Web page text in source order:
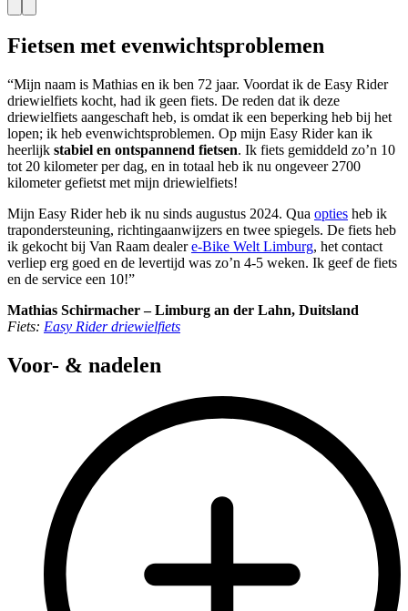
Fietsen met evenwichtsproblemen
“Mijn naam is Mathias en ik ben 72 jaar. Voordat ik de Easy Rider
driewielfiets kocht, had ik geen fiets. De reden dat ik deze
driewielfiets aangeschaft heb, is omdat ik een beperking heb bij het
lopen; ik heb evenwichtsproblemen. Op mijn Easy Rider kan ik
heerlijk stabiel en ontspannend fietsen. Ik fiets gemiddeld zo’n 10
tot 20 kilometer per dag, en in totaal heb ik nu ongeveer 2700
kilometer gefietst met mijn driewielfiets!
Mijn Easy Rider heb ik nu sinds augustus 2024. Qua opties heb ik
trapondersteuning, richtingaanwijzers en twee spiegels. De fiets heb
ik gekocht bij Van Raam dealere-Bike Welt Limburg, het contact
verliep erg goed en de levertijd was zo’n 4-5 weken. Ik geef de fiets
en de service een 10!”
Mathias Schirmacher – Limburg an der Lahn, Duitsland
Fiets: Easy Rider driewielfiets
Voor- & nadelen